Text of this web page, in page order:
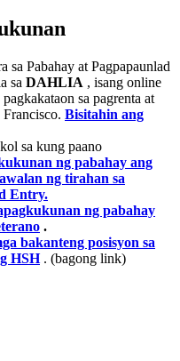
sa Pabahay at Pagpapaunlad
sa DAHLIA , isang online
sa pagrenta at
Bisitahin ang
sa kung paano
ng pabahay ang
ng tirahan sa
Entry.
ng pabahay
.
bakanteng posisyon sa
HSH. (bagong link)